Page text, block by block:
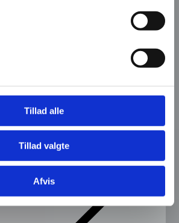
Tillad alle
Tillad valgte
Afvis